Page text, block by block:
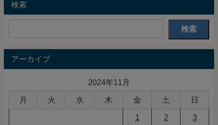
検索
検索
アーカイブ
2024年11月
月 火 水 木 金 土 日
1 2 3